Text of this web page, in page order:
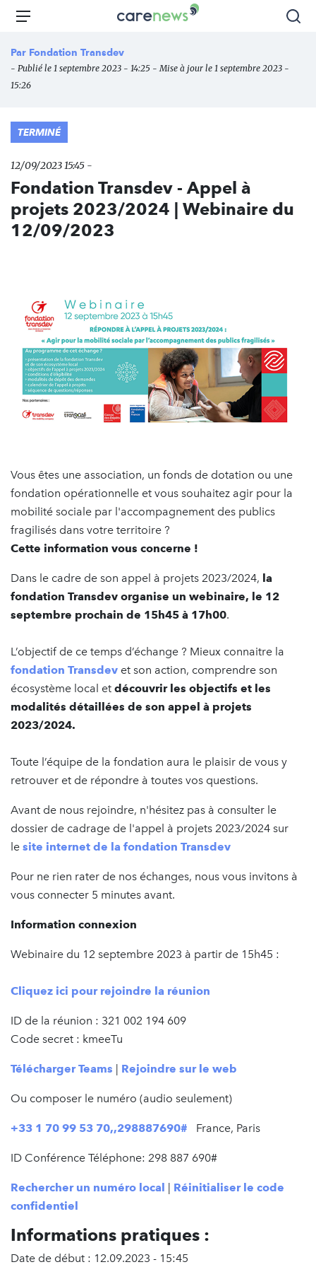
Aller
principal
Carenews,
des
Menu
Par Fondation Transdev
- Publié le 1 septembre 2023 - 14:25 - Mise à jour le 1 septembre 2023 -
15:26
TERMINÉ
12/09/2023 15:45 -
Fondation Transdev - Appel à
projets 2023/2024 | Webinaire du
12/09/2023
Vous êtes une association, un fonds de dotation ou une
fondation opérationnelle et vous souhaitez agir pour la
mobilité sociale par l'accompagnement des publics
fragilisés dans votre territoire ?
Cette information vous concerne !
Dans le cadre de son appel à projets 2023/2024, la
fondation Transdev organise un webinaire, le 12
septembre prochain de 15h45 à 17h00.
L’objectif de ce temps d’échange ? Mieux connaitre la
fondation Transdev et son action, comprendre son
écosystème local et découvrir les objectifs et les
modalités détaillées de son appel à projets
2023/2024.
Toute l’équipe de la fondation aura le plaisir de vous y
retrouver et de répondre à toutes vos questions.
Avant de nous rejoindre, n'hésitez pas à consulter le
dossier de cadrage de l'appel à projets 2023/2024 sur
le site internet de la fondation Transdev
Pour ne rien rater de nos échanges, nous vous invitons à
vous connecter 5 minutes avant.
Information connexion
Webinaire du 12 septembre 2023 à partir de 15h45 :
Cliquez ici pour rejoindre la réunion
ID de la réunion : 321 002 194 609
Code secret : kmeeTu
Télécharger Teams | Rejoindre sur le web
Ou composer le numéro (audio seulement)
+33 1 70 99 53 70,,298887690# France, Paris
ID Conférence Téléphone: 298 887 690#
Rechercher un numéro local | Réinitialiser le code
confidentiel
Informations pratiques :
Date de début : 12.09.2023 - 15:45